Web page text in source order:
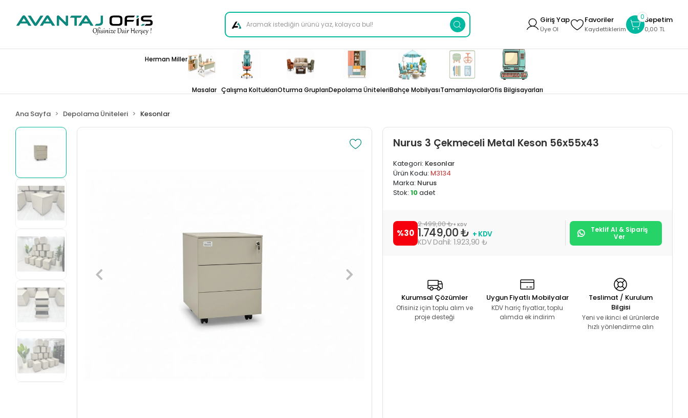
Giriş Yap
Üye Ol
Favoriler
Kaydettiklerim
0Sepetim
0,00 TL
Herman Miller
Masalar Çalışma KoltuklarıOturma GruplarıDepolama ÜniteleriBahçe MobilyasıTamamlayıcılarOfis Bilgisayarları
Ana Sayfa Depolama Üniteleri Kesonlar
Nurus 3 Çekmeceli Metal Keson 56x55x43
Kategori: Kesonlar
Ürün Kodu:M3134
Marka: Nurus
Stok:10adet
%30
2.499,00 ₺+ KDV
1.749,00 ₺ + KDV
1.923,90 ₺
Teklif Al & Sipariş
Ver
Kurumsal Çözümler
Ofisiniz için toplu alım ve
proje desteği
Uygun Fiyatlı Mobilyalar
KDV hariç fiyatlar, toplu
alımda ek indirim
Teslimat / Kurulum
Bilgisi
Yeni ve ikinci el ürünlerde
hızlı yönlendirme alın